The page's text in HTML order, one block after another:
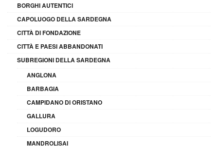
BORGHI AUTENTICI
CAPOLUOGO DELLA SARDEGNA
CITTÀ DI FONDAZIONE
CITTÀ E PAESI ABBANDONATI
SUBREGIONI DELLA SARDEGNA
ANGLONA
BARBAGIA
CAMPIDANO DI ORISTANO
GALLURA
LOGUDORO
MANDROLISAI